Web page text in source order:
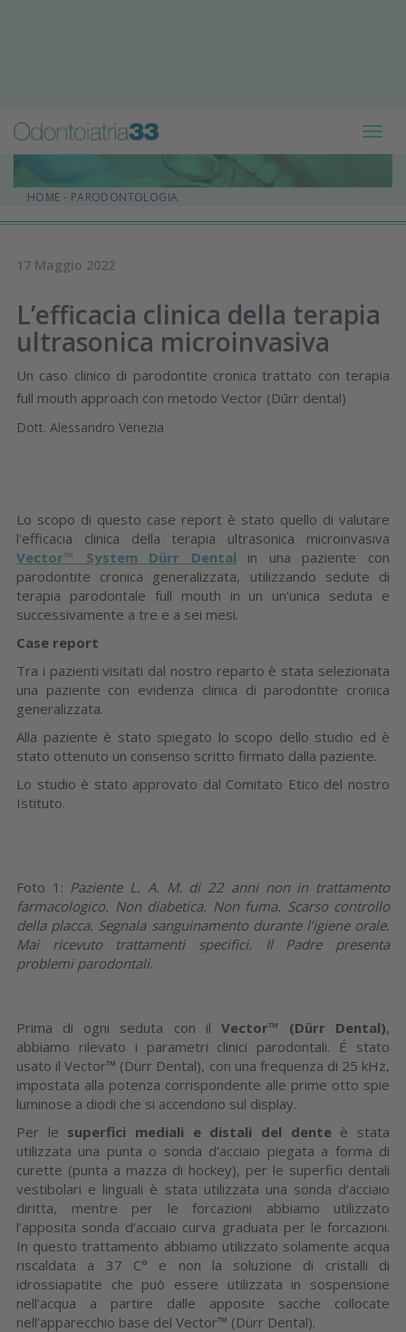
HOME - PARODONTOLOGIA
17 Maggio 2022
L’efficacia clinica della terapia
ultrasonica microinvasiva
Un caso clinico di parodontite cronica trattato con terapia
full mouth approach con metodo Vector (Dūrr dental)
Dott. Alessandro Venezia
Lo scopo di questo case report è stato quello di valutare
l'efficacia clinica della terapia ultrasonica microinvasiva
Vector™ System Dürr Dental in una paziente con
parodontite cronica generalizzata, utilizzando sedute di
terapia parodontale full mouth in un un’unica seduta e
successivamente a tre e a sei mesi.
Case report
Tra i pazienti visitati dal nostro reparto è stata selezionata
una paziente con evidenza clinica di parodontite cronica
generalizzata.
Alla paziente è stato spiegato lo scopo dello studio ed è
stato ottenuto un consenso scritto firmato dalla paziente.
Lo studio è stato approvato dal Comitato Etico del nostro
Istituto.
Foto 1: Paziente L. A. M. di 22 anni non in trattamento
farmacologico. Non diabetica. Non fuma. Scarso controllo
della placca. Segnala sanguinamento durante l’igiene orale.
Mai ricevuto trattamenti specifici. Il Padre presenta
problemi parodontali.
Prima di ogni seduta con il Vector™ (Dürr Dental),
abbiamo rilevato i parametri clinici parodontali. É stato
usato il Vector™ (Dürr Dental), con una frequenza di 25 kHz,
impostata alla potenza corrispondente alle prime otto spie
luminose a diodi che si accendono sul display.
Per le superfici mediali e distali del denteè stata
utilizzata una punta o sonda d’acciaio piegata a forma di
curette (punta a mazza di hockey), per le superfici dentali
vestibolari e linguali è stata utilizzata una sonda d’acciaio
diritta, mentre per le forcazioni abbiamo utilizzato
l’apposita sonda d’acciaio curva graduata per le forcazioni.
In questo trattamento abbiamo utilizzato solamente acqua
riscaldata a 37 C° e non la soluzione di cristalli di
idrossiapatite che può essere utilizzata in sospensione
nell’acqua a partire dalle apposite sacche collocate
nell’apparecchio base del Vector™ (Dürr Dental).